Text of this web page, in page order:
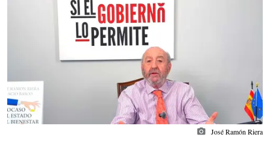
photo_camera José Ramón Riera